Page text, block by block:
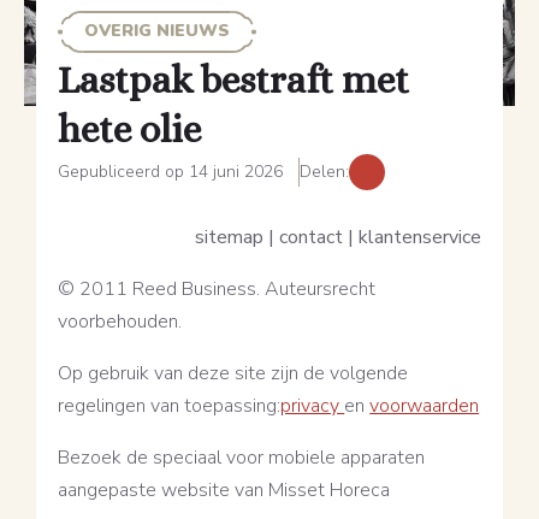
OVERIG NIEUWS
Lastpak bestraft met
hete olie
Gepubliceerd op 14 juni 2026 Delen:
sitemap | contact | klantenservice
© 2011 Reed Business. Auteursrecht
voorbehouden.
Op gebruik van deze site zijn de volgende
regelingen van toepassing:privacy envoorwaarden
Bezoek de speciaal voor mobiele apparaten
aangepaste website van Misset Horeca